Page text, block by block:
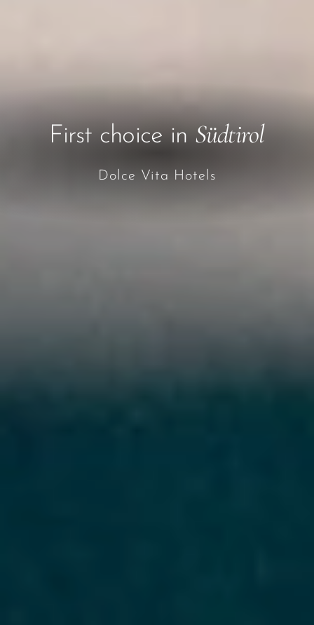
First choice in Südtirol
Dolce Vita Hotels